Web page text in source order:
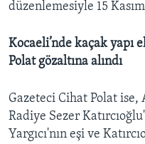
düzenlemesiyle 15
Kocaeli’nde kaçak yapı
Polat gözaltına alındı
Gazeteci Cihat Polat
Radiye Sezer
Yargıcı'nın eşi ve